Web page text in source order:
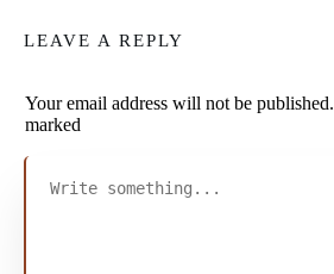
LEAVE A REPLY
Your email address will not be published.
marked